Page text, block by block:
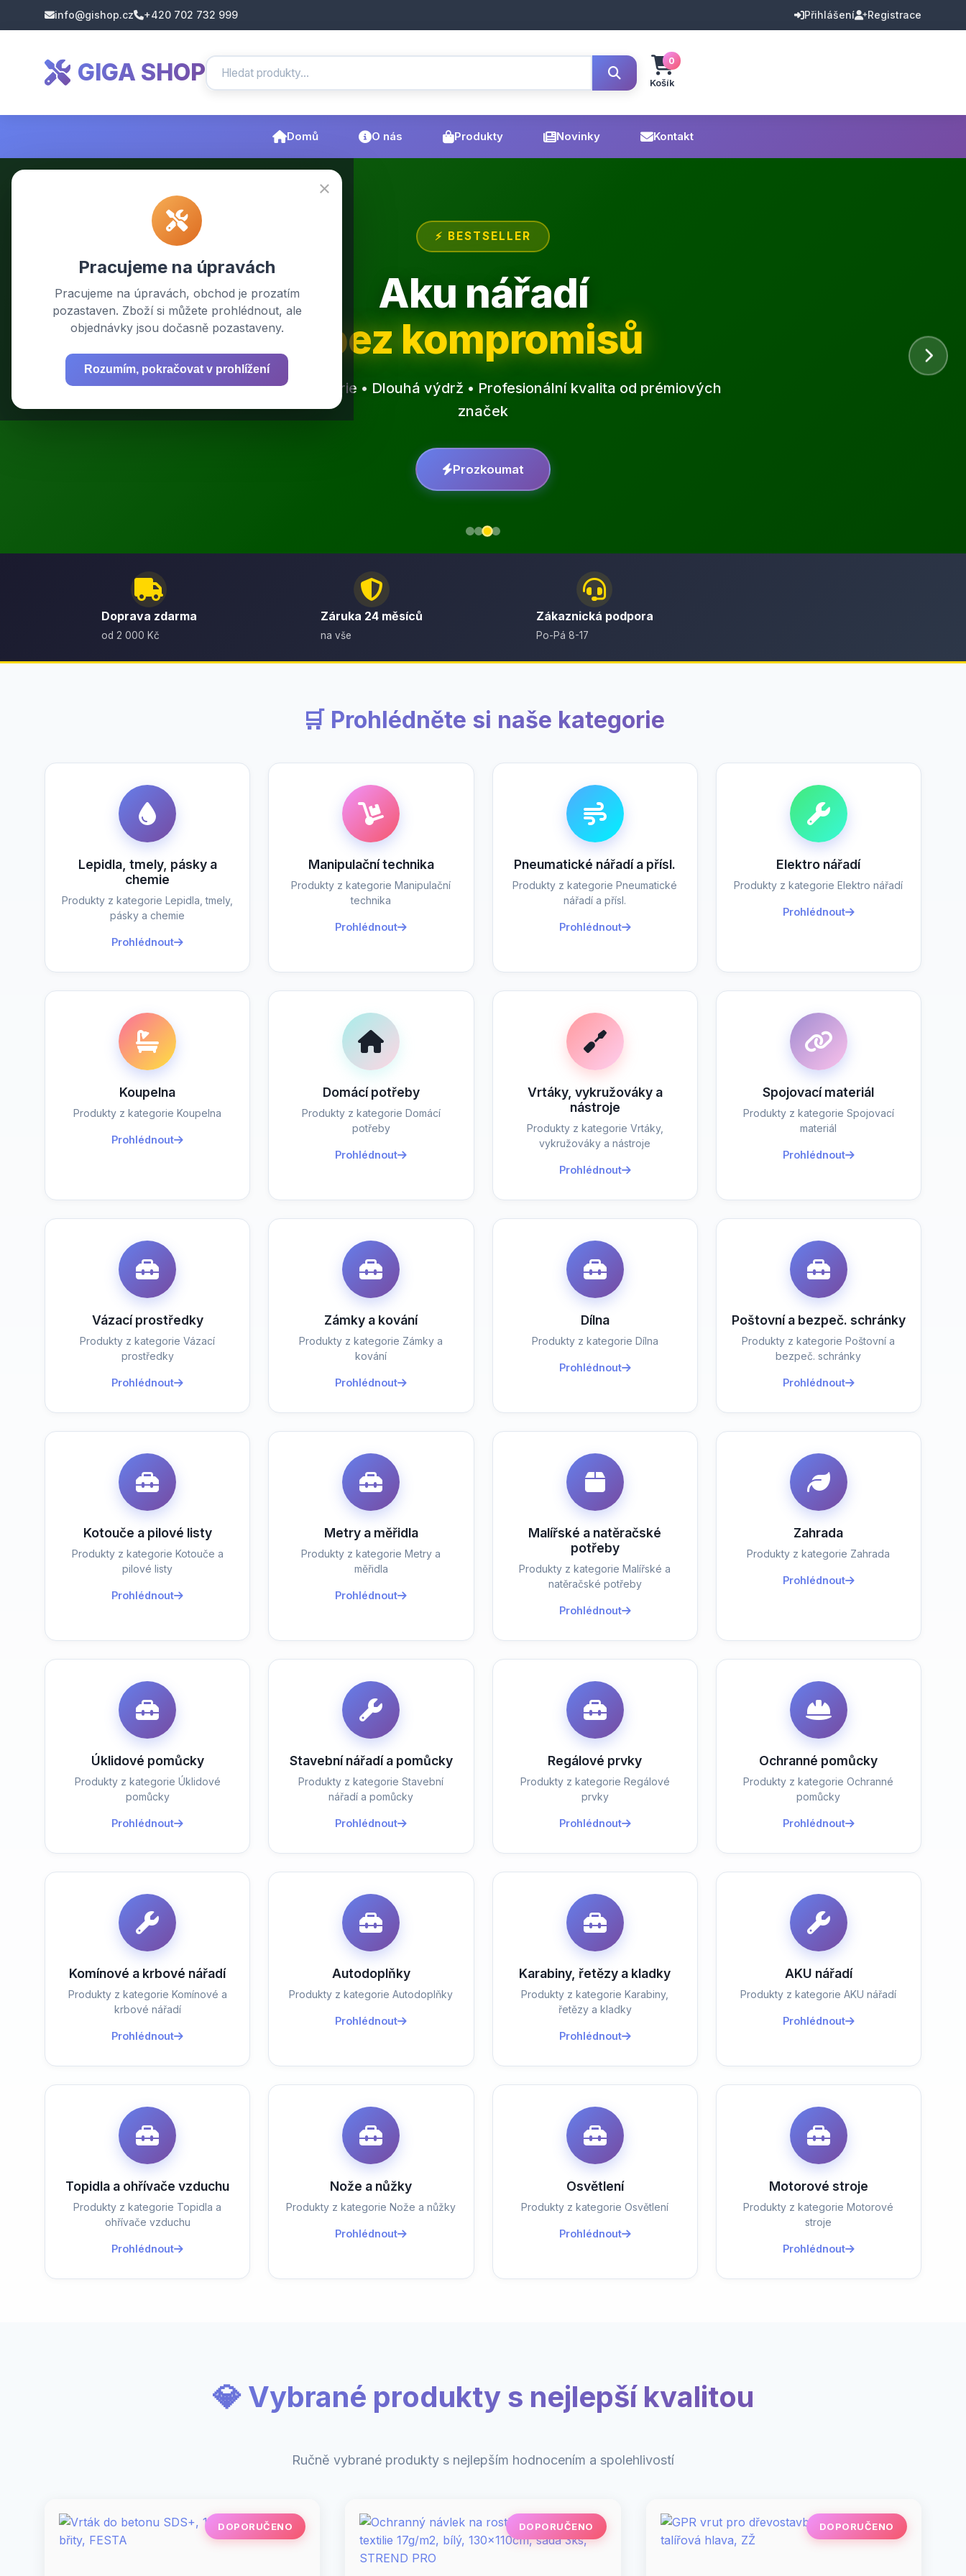
info@gishop.cz +420 702 732 999 Přihlášení Registrace
GIGA SHOP 0
Košík
Domů O nás Produkty Novinky Kontakt
×
Pracujeme na úpravách
Pracujeme na úpravách, obchod je prozatím
pozastaven. Zboží si můžete prohlédnout, ale
objednávky jsou dočasně pozastaveny.
Rozumím, pokračovat v prohlížení
⚡ BESTSELLER
Aku nářadí
bez kompromisů
Výkonné baterie • Dlouhá výdrž • Profesionální kvalita od prémiových
značek
Prozkoumat
Doprava zdarma
od 2 000 Kč
Záruka 24 měsíců
na vše
Zákaznická podpora
Po-Pá 8-17
🛒 Prohlédněte si naše kategorie
Lepidla, tmely, pásky a
chemie
Produkty z kategorie Lepidla, tmely,
pásky a chemie
Prohlédnout
Manipulační technika
Produkty z kategorie Manipulační
technika
Prohlédnout
Pneumatické nářadí a přísl.
Produkty z kategorie Pneumatické
nářadí a přísl.
Prohlédnout
Elektro nářadí
Produkty z kategorie Elektro nářadí
Prohlédnout
Koupelna
Produkty z kategorie Koupelna
Prohlédnout
Domácí potřeby
Produkty z kategorie Domácí
potřeby
Prohlédnout
Vrtáky, vykružováky a
nástroje
Produkty z kategorie Vrtáky,
vykružováky a nástroje
Prohlédnout
Spojovací materiál
Produkty z kategorie Spojovací
materiál
Prohlédnout
Vázací prostředky
Produkty z kategorie Vázací
prostředky
Prohlédnout
Zámky a kování
Produkty z kategorie Zámky a
kování
Prohlédnout
Dílna
Produkty z kategorie Dílna
Prohlédnout
Poštovní a bezpeč. schránky
Produkty z kategorie Poštovní a
bezpeč. schránky
Prohlédnout
Kotouče a pilové listy
Produkty z kategorie Kotouče a
pilové listy
Prohlédnout
Metry a měřidla
Produkty z kategorie Metry a
měřidla
Prohlédnout
Malířské a natěračské
potřeby
Produkty z kategorie Malířské a
natěračské potřeby
Prohlédnout
Zahrada
Produkty z kategorie Zahrada
Prohlédnout
Úklidové pomůcky
Produkty z kategorie Úklidové
pomůcky
Prohlédnout
Stavební nářadí a pomůcky
Produkty z kategorie Stavební
nářadí a pomůcky
Prohlédnout
Regálové prvky
Produkty z kategorie Regálové
prvky
Prohlédnout
Ochranné pomůcky
Produkty z kategorie Ochranné
pomůcky
Prohlédnout
Komínové a krbové nářadí
Produkty z kategorie Komínové a
krbové nářadí
Prohlédnout
Autodoplňky
Produkty z kategorie Autodoplňky
Prohlédnout
Karabiny, řetězy a kladky
Produkty z kategorie Karabiny,
řetězy a kladky
Prohlédnout
AKU nářadí
Produkty z kategorie AKU nářadí
Prohlédnout
Topidla a ohřívače vzduchu
Produkty z kategorie Topidla a
ohřívače vzduchu
Prohlédnout
Nože a nůžky
Produkty z kategorie Nože a nůžky
Prohlédnout
Osvětlení
Produkty z kategorie Osvětlení
Prohlédnout
Motorové stroje
Produkty z kategorie Motorové
stroje
Prohlédnout
💎 Vybrané produkty s nejlepší kvalitou
Ručně vybrané produkty s nejlepším hodnocením a spolehlivostí
DOPORUČENO DOPORUČENO DOPORUČENO